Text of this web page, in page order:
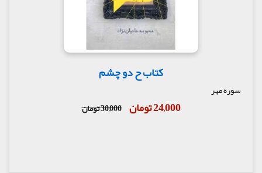
کتاب ح دو چشم
سوره مهر
24,000 تومان 30,000 تومان